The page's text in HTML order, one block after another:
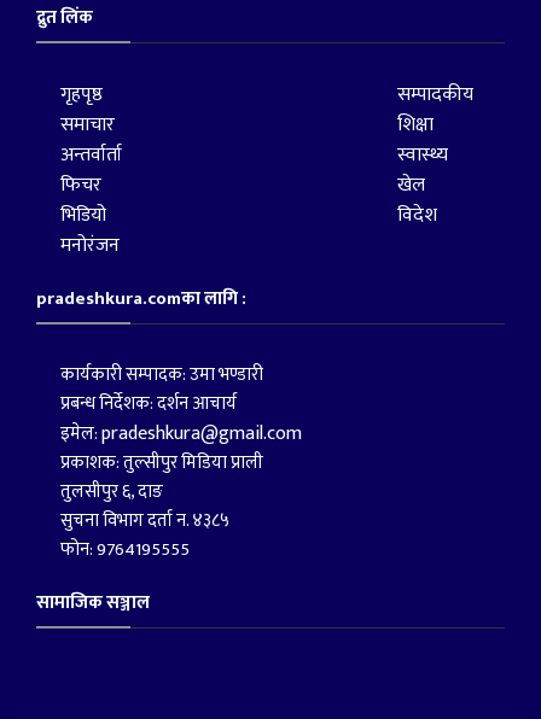
द्रुत लिंक
गृहपृष्ठ
समाचार
अन्तर्वार्ता
फिचर
भिडियो
मनोरंजन
सम्पादकीय
शिक्षा
स्वास्थ्य
खेल
विदेश
pradeshkura.comका लागि :
कार्यकारी सम्पादक: उमा भण्डारी
प्रबन्ध निर्देशक: दर्शन आचार्य
इमेल:pradeshkura@gmail.com
प्रकाशक: तुल्सीपुर मिडिया प्राली
तुलसीपुर ६, दाङ
सुचना विभाग दर्ता न. ४३८५
फोन: 9764195555
सामाजिक सञ्जाल